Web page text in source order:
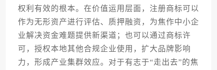
权利有效的根本。在价值运用层面，注册商标可以
作为无形资产进行评估、质押融资，为焦作中小企
业解决资金难题提供新渠道；也可以通过商标许
可，授权本地其他合规企业使用，扩大品牌影响
力，形成产业集群效应。对于有志于“走出去”的焦